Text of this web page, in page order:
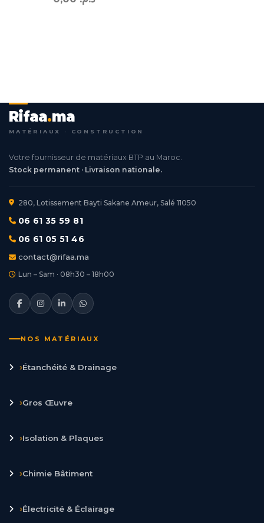
Rifaa.ma
MATÉRIAUX · CONSTRUCTION
Votre fournisseur de matériaux BTP au Maroc.
Stock permanent · Livraison nationale.
280, Lotissement Bayti Sakane Ameur, Salé 11050
06 61 35 59 81
06 61 05 51 46
contact@rifaa.ma
Lun – Sam · 08h30 – 18h00
NOS MATÉRIAUX
›Étanchéité & Drainage
›Gros Œuvre
›Isolation & Plaques
›Chimie Bâtiment
›Électricité & Éclairage